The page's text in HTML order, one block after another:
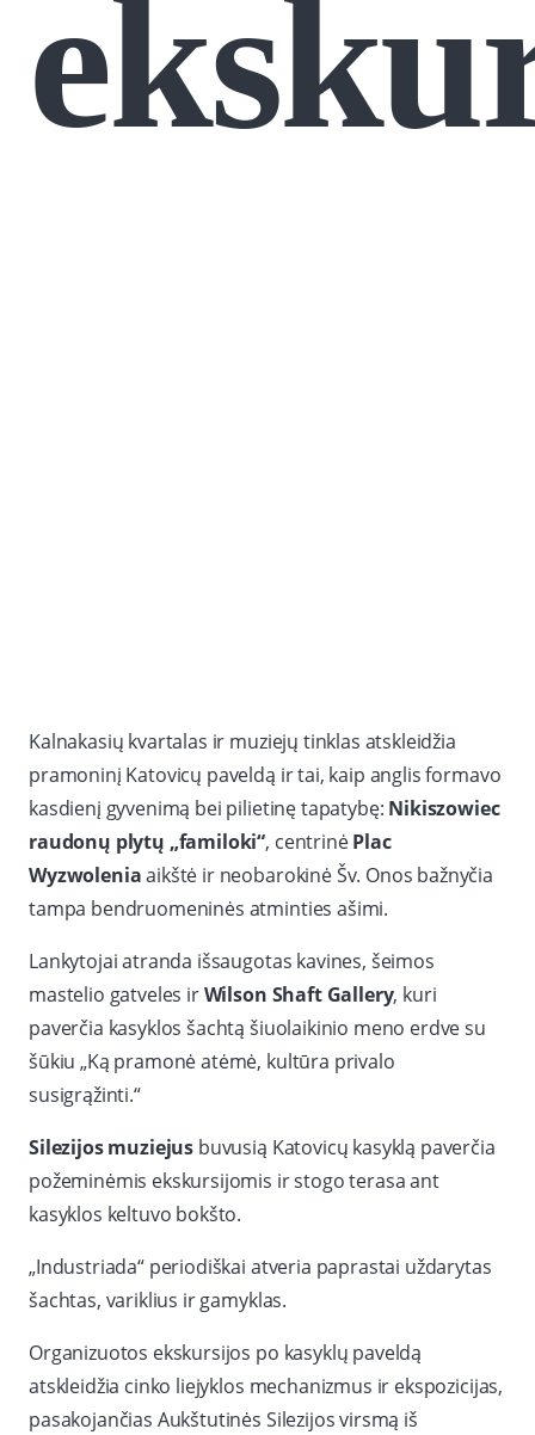
Kalnakasių kvartalas ir muziejų tinklas atskleidžia
pramoninį Katovicų paveldą ir tai, kaip anglis formavo
kasdienį gyvenimą bei pilietinę tapatybę: Nikiszowiec
raudonų plytų „familoki“, centrinėPlac
Wyzwoleniaaikštė ir neobarokinė Šv. Onos bažnyčia
tampa bendruomeninės atminties ašimi.
Lankytojai atranda išsaugotas kavines, šeimos
mastelio gatveles irWilson Shaft Gallery, kuri
paverčia kasyklos šachtą šiuolaikinio meno erdve su
šūkiu „Ką pramonė atėmė, kultūra privalo
susigrąžinti.“
Silezijos muziejus buvusią Katovicų kasyklą paverčia
požeminėmis ekskursijomis ir stogo terasa ant
kasyklos keltuvo bokšto.
„Industriada“ periodiškai atveria paprastai uždarytas
šachtas, variklius ir gamyklas.
Organizuotos ekskursijos po kasyklų paveldą
atskleidžia cinko liejyklos mechanizmus ir ekspozicijas,
pasakojančias Aukštutinės Silezijos virsmą iš